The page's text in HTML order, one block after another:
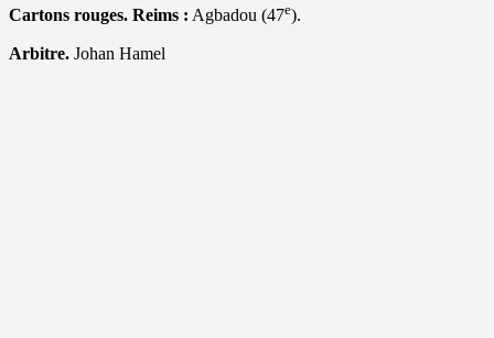
Cartons rouges. Reims : Agbadou (47e).
Arbitre. Johan Hamel